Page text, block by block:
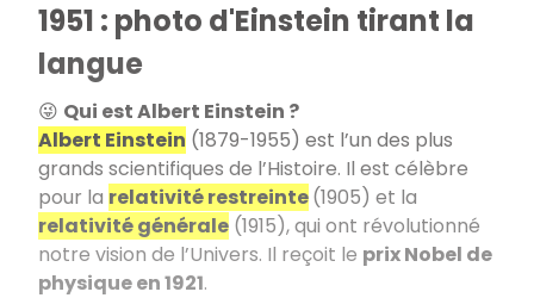
1951 : photo d'Einstein tirant la
langue
😜 Qui est Albert Einstein ?
Albert Einstein (1879-1955) est l’un des plus
grands scientifiques de l’Histoire. Il est célèbre
pour la relativité restreinte(1905) et la
relativité générale (1915), qui ont révolutionné
notre vision de l’Univers. Il reçoit le prix Nobel de
physique en 1921.